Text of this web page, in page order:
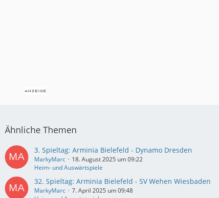
Ähnliche Themen
3. Spieltag: Arminia Bielefeld - Dynamo Dresden
MarkyMarc
18. August 2025 um 09:22
Heim- und Auswärtspiele
32. Spieltag: Arminia Bielefeld - SV Wehen Wiesbaden
MarkyMarc
7. April 2025 um 09:48